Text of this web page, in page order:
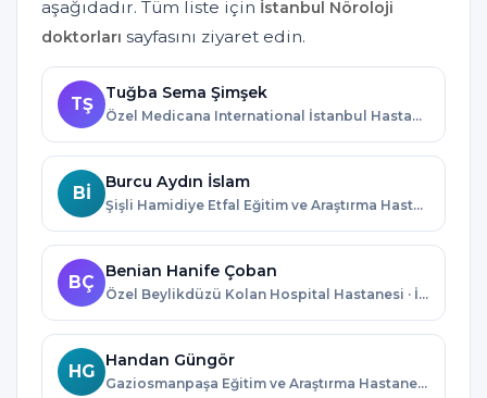
aşağıdadır. Tüm liste için İstanbul Nöroloji
doktorları sayfasını ziyaret edin.
TŞ
Tuğba Sema Şimşek
Özel Medicana International İstanbul Hastanesi · İstanbul
Bİ
Burcu Aydın İslam
Şişli Hamidiye Etfal Eğitim ve Araştırma Hastanesi · İstanbul
BÇ
Benian Hanife Çoban
Özel Beylikdüzü Kolan Hospital Hastanesi · İstanbul
HG
Handan Güngör
Gaziosmanpaşa Eğitim ve Araştırma Hastanesi · İstanbul